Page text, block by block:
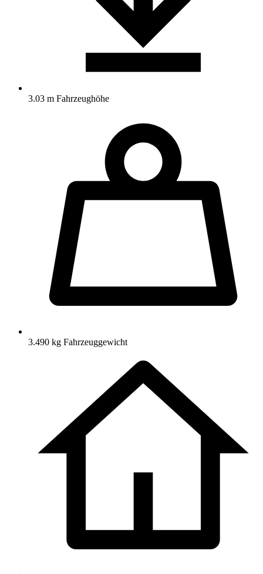
3.03 m Fahrzeughöhe
3.490 kg Fahrzeuggewicht